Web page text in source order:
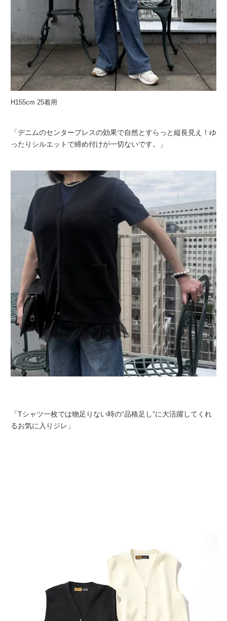
H155cm 25着用
「デニムのセンタープレスの効果で自然とすらっと縦長見え！ゆ
ったりシルエットで締め付けが一切ないです。」
「Tシャツ一枚では物足りない時の“品格足し”に大活躍してくれ
るお気に入りジレ」